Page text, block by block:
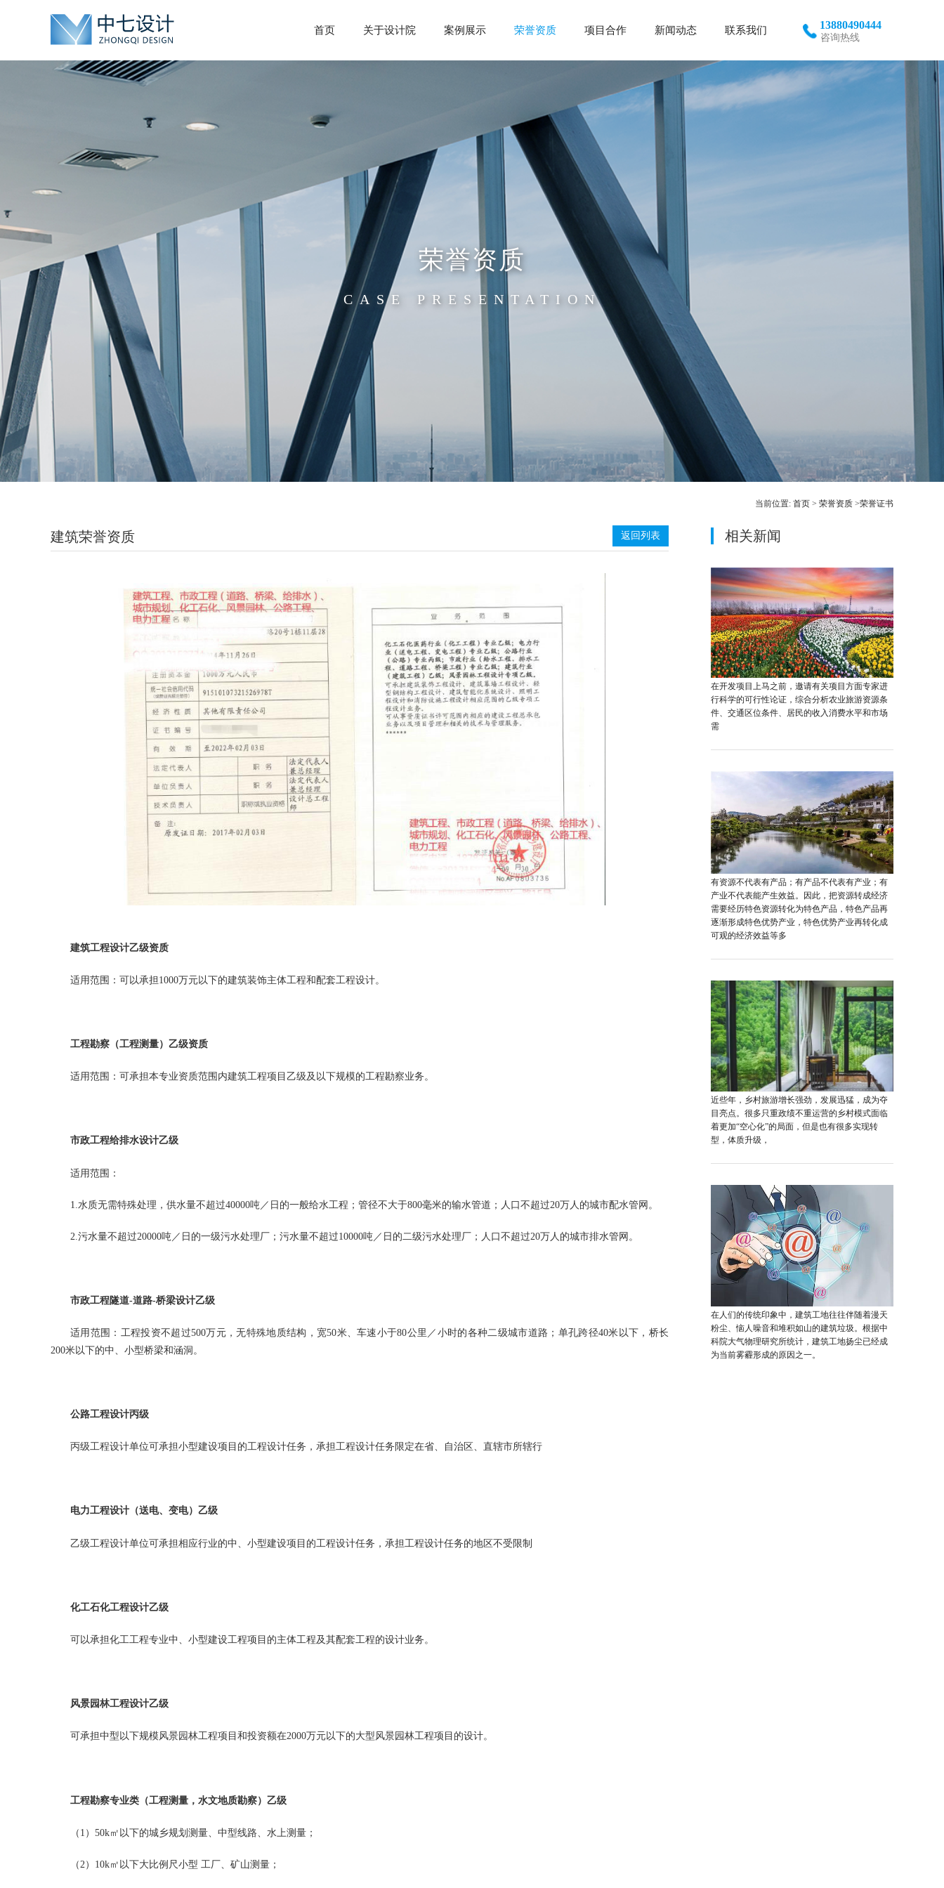
首页 关于设计院 案例展示 荣誉资质 项目合作 新闻动态 联系我们 13880490444
咨询热线
荣誉资质
CASE PRESENTATION
当前位置: 首页 > 荣誉资质 >荣誉证书
建筑荣誉资质 返回列表
建筑工程设计乙级资质
适用范围：可以承担1000万元以下的建筑装饰主体工程和配套工程设计。
工程勘察（工程测量）乙级资质
适用范围：可承担本专业资质范围内建筑工程项目乙级及以下规模的工程勘察业务。
市政工程给排水设计乙级
适用范围：
1.水质无需特殊处理，供水量不超过40000吨／日的一般给水工程；管径不大于800毫米的输水管道；人口不超过20万人的城市配水管网。
2.污水量不超过20000吨／日的一级污水处理厂；污水量不超过10000吨／日的二级污水处理厂；人口不超过20万人的城市排水管网。
市政工程隧道-道路-桥梁设计乙级
适用范围：工程投资不超过500万元，无特殊地质结构，宽50米、车速小于80公里／小时的各种二级城市道路；单孔跨径40米以下，桥长
200米以下的中、小型桥梁和涵洞。
公路工程设计丙级
丙级工程设计单位可承担小型建设项目的工程设计任务，承担工程设计任务限定在省、自治区、直辖市所辖行
电力工程设计（送电、变电）乙级
乙级工程设计单位可承担相应行业的中、小型建设项目的工程设计任务，承担工程设计任务的地区不受限制
化工石化工程设计乙级
可以承担化工工程专业中、小型建设工程项目的主体工程及其配套工程的设计业务。
风景园林工程设计乙级
可承担中型以下规模风景园林工程项目和投资额在2000万元以下的大型风景园林工程项目的设计。
工程勘察专业类（工程测量，水文地质勘察）乙级
（1）50k㎡以下的城乡规划测量、中型线路、水上测量；
（2）10k㎡以下大比例尺小型 工厂、矿山测量；
相关新闻
在开发项目上马之前，邀请有关项目方面专家进
行科学的可行性论证，综合分析农业旅游资源条
件、交通区位条件、居民的收入消费水平和市场
需
有资源不代表有产品；有产品不代表有产业；有
产业不代表能产生效益。因此，把资源转成经济
需要经历特色资源转化为特色产品，特色产品再
逐渐形成特色优势产业，特色优势产业再转化成
可观的经济效益等多
近些年，乡村旅游增长强劲，发展迅猛，成为夺
目亮点。很多只重政绩不重运营的乡村模式面临
着更加“空心化”的局面，但是也有很多实现转
型，体质升级，
在人们的传统印象中，建筑工地往往伴随着漫天
粉尘、恼人噪音和堆积如山的建筑垃圾。根据中
科院大气物理研究所统计，建筑工地扬尘已经成
为当前雾霾形成的原因之一。